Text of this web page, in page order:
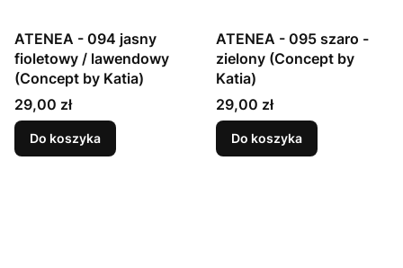
ATENEA - 094 jasny
fioletowy / lawendowy
(Concept by Katia)
Cena
29,00 zł
Do koszyka
ATENEA - 095 szaro -
zielony (Concept by
Katia)
Cena
29,00 zł
Do koszyka